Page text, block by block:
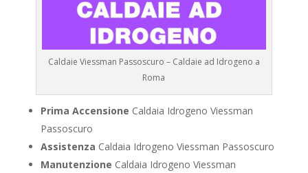
Caldaie Viessman Passoscuro – Caldaie ad Idrogeno a
Roma
Prima Accensione Caldaia Idrogeno Viessman
Passoscuro
Assistenza Caldaia Idrogeno Viessman Passoscuro
Manutenzione Caldaia Idrogeno Viessman